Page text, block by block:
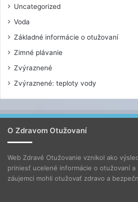
Uncategorized
Voda
Základné informácie o otužovaní
Zimné plávanie
Zvýraznené
Zvýraznené: teploty vody
O Zdravom Otužovaní
Web Zdravé Otužovanie vznikol ako
priniesť ucelené informácie o otužovaní a
záujemci mohli otužovať zdravo a